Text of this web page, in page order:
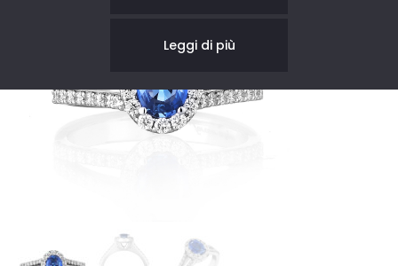
Leggi di più